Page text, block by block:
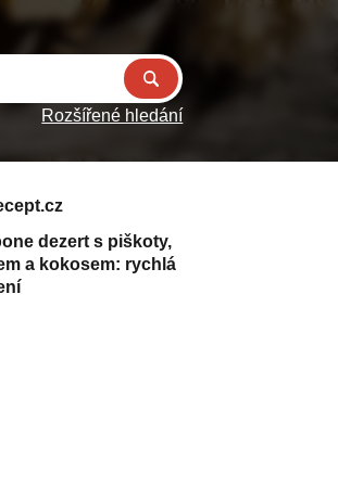
Rozšířené hledání
dezert s piškoty,
a kokosem: rychlá